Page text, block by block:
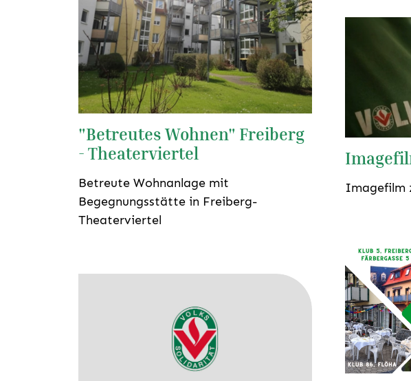
"Betreutes Wohnen" Freiberg
- Theaterviertel
Betreute Wohnanlage mit
Begegnungsstätte in Freiberg-
Theaterviertel
Imagefilm